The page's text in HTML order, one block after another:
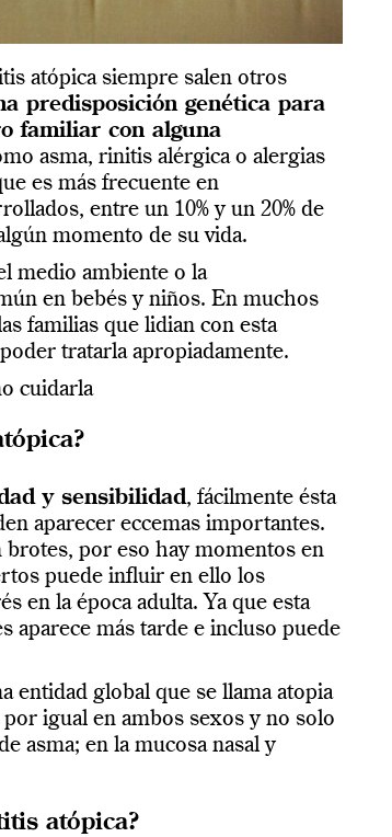
atópica siempre salen otros
predisposición genética para
familiar con alguna
asma, rinitis alérgica o alergias
es más frecuente en
entre un 10% y un 20% de
momento de su vida.
medio ambiente o la
en bebés y niños. En muchos
familias que lidian con esta
tratarla apropiadamente.
cuidarla
y sensibilidad, fácilmente ésta
aparecer eccemas importantes.
brotes, por eso hay momentos en
puede influir en ello los
en la época adulta. Ya que esta
aparece más tarde e incluso puede
entidad global que se llama atopia
igual en ambos sexos y no solo
asma; en la mucosa nasal y
atópica?